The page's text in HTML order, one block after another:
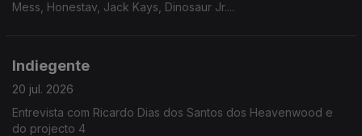
Mess, Honestav, Jack Kays, Dinosaur Jr....
Indiegente
20 jul. 2026
Entrevista com Ricardo Dias dos Santos dos Heavenwood e
do projecto 4